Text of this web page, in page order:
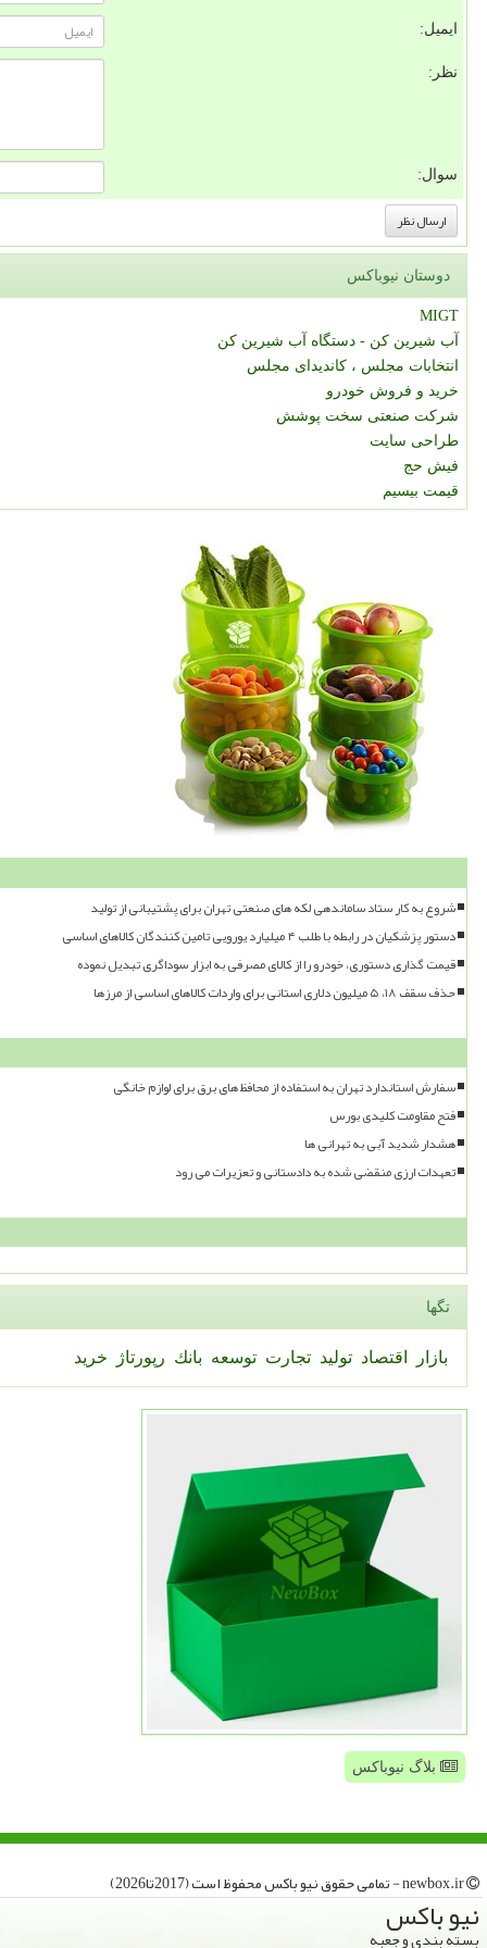
ایمیل:
نظر:
سوال:
دوستان نیوباکس
MIGT
آب شیرین کن - دستگاه آب شیرین کن
انتخابات مجلس ، کاندیدای مجلس
خرید و فروش خودرو
شرکت صنعتی سخت پوشش
طراحی سایت
فیش حج
قیمت بیسیم
شروع به کار ستاد ساماندهی لکه های صنعتی تهران برای پشتیبانی از تولید
دستور پزشکیان در رابطه با طلب ۴ میلیارد یورویی تامین کنندگان کالاهای اساسی
قیمت گذاری دستوری، خودرو را از کالای مصرفی به ابزار سوداگری تبدیل نموده
حذف سقف ۱۸، ۵ میلیون دلاری استانی برای واردات کالاهای اساسی از مرزها
سفارش استاندارد تهران به استفاده از محافظ های برق برای لوازم خانگی
فتح مقاومت کلیدی بورس
هشدار شدید آبی به تهرانی ها
تعهدات ارزی منقضی شده به دادستانی و تعزیرات می رود
تگها
بازار اقتصاد تولید تجارت توسعه بانك رپورتاژ خرید
بلاگ نیوباکس
نیو باكس
بسته بندی و جعبه